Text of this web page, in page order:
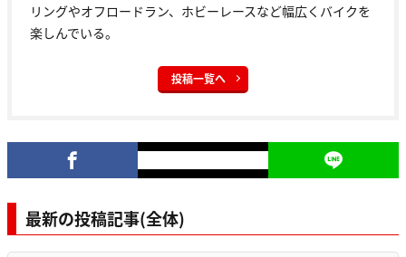
リングやオフロードラン、ホビーレースなど幅広くバイクを
楽しんでいる。
投稿一覧へ
最新の投稿記事(全体)